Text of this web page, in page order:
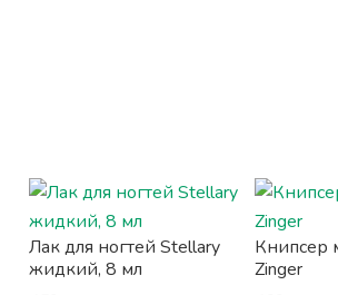
Лак для ногтей Stellary
жидкий, 8 мл
Книпсер
Zinger